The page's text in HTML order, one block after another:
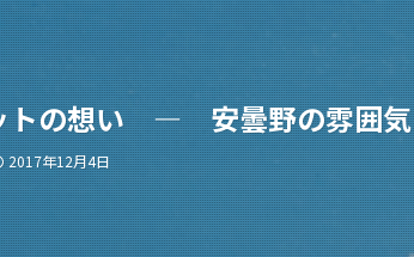
トの想い — 安曇野の雰囲気
2017年12月4日